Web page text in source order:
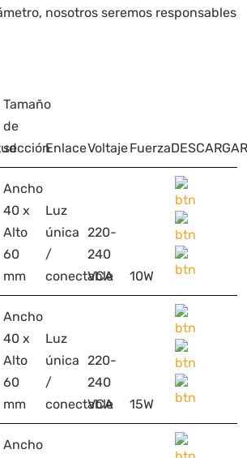
nosotros seremos responsables
Tamaño
de
secciónEnlaceVoltajeFuerza
Ancho
40 x
Alto
60
mm
Luz
única
/
conectable
220-
240
VCA
10W
Ancho
40 x
Alto
60
mm
Luz
única
/
conectable
220-
240
VCA
15W
Ancho